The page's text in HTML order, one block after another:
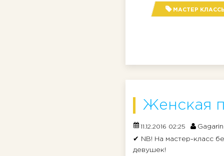
МАСТЕР
Женская
11.12.2016 02:25 Gagarin
✔ NB! На мастер-класс
девушек!